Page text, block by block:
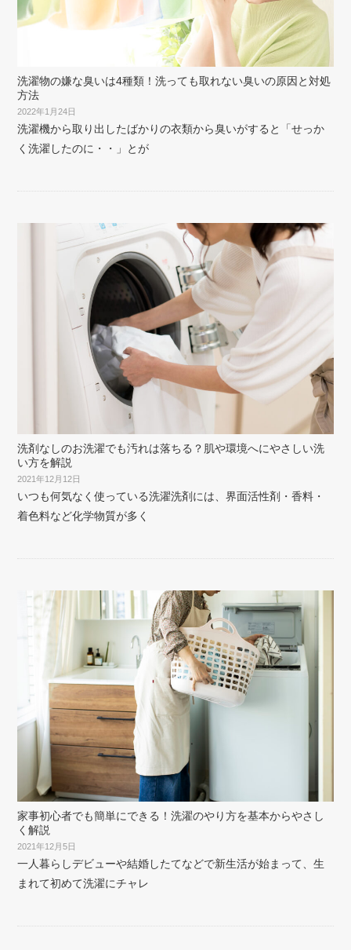
洗濯物の嫌な臭いは4種類！洗っても取れない臭いの原因と対処
方法
2022年1月24日
洗濯機から取り出したばかりの衣類から臭いがすると「せっか
く洗濯したのに・・」とが
洗剤なしのお洗濯でも汚れは落ちる？肌や環境へにやさしい洗
い方を解説
2021年12月12日
いつも何気なく使っている洗濯洗剤には、界面活性剤・香料・
着色料など化学物質が多く
家事初心者でも簡単にできる！洗濯のやり方を基本からやさし
く解説
2021年12月5日
一人暮らしデビューや結婚したてなどで新生活が始まって、生
まれて初めて洗濯にチャレ